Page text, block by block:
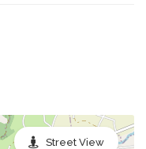
Street View